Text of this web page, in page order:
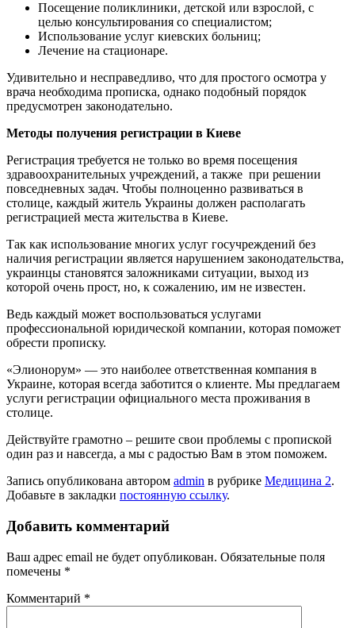
Посещение поликлиники, детской или взрослой, с
целью консультирования со специалистом;
Использование услуг киевских больниц;
Лечение на стационаре.
Удивительно и несправедливо, что для простого осмотра у
врача необходима прописка, однако подобный порядок
предусмотрен законодательно.
Методы получения регистрации в Киеве
Регистрация требуется не только во время посещения
здравоохранительных учреждений, а также при решении
повседневных задач. Чтобы полноценно развиваться в
столице, каждый житель Украины должен располагать
регистрацией места жительства в Киеве.
Так как использование многих услуг госучреждений без
наличия регистрации является нарушением законодательства,
украинцы становятся заложниками ситуации, выход из
которой очень прост, но, к сожалению, им не известен.
Ведь каждый может воспользоваться услугами
профессиональной юридической компании, которая поможет
обрести прописку.
«Элионорум» — это наиболее ответственная компания в
Украине, которая всегда заботится о клиенте. Мы предлагаем
услуги регистрации официального места проживания в
столице.
Действуйте грамотно – решите свои проблемы с пропиской
один раз и навсегда, а мы с радостью Вам в этом поможем.
Запись опубликована автором admin в рубрике Медицина 2.
Добавьте в закладки постоянную ссылку.
Добавить комментарий
Ваш адрес email не будет опубликован. Обязательные поля
помечены *
Комментарий *